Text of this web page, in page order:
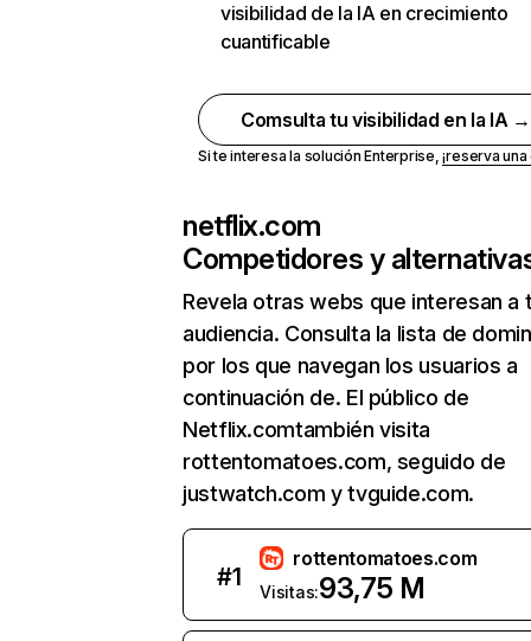
visibilidad de la IA en crecimiento
cuantificable
Comsulta tu visibilidad en la IA →
Si te interesa la solución Enterprise,¡reserva
netflix.com
Competidores y
Revela otras webs que interesan a
audiencia. Consulta la lista de
por los que navegan los usuarios a
continuación de. El público de
Netflix.comtambién visita
rottentomatoes.com, seguido de
justwatch.com y tvguide.com.
#1
rottentomatoes.com
Visitas:93,75 M